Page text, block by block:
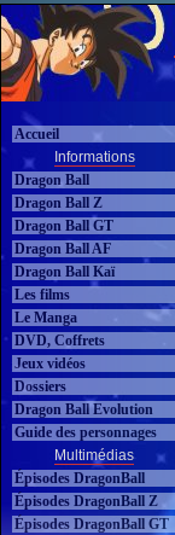
Accueil
Informations
Dragon Ball
Dragon Ball Z
Dragon Ball GT
Dragon Ball AF
Dragon Ball Kaï
Les films
Le Manga
DVD, Coffrets
Jeux vidéos
Dossiers
Dragon Ball Evolution
Guide des personnages
Multimédias
Épisodes DragonBall
Épisodes DragonBall Z
Épisodes DragonBall GT